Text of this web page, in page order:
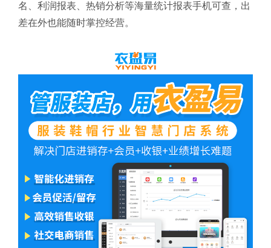
名、利润报表、热销分析等海量统计报表手机可查，出
差在外也能随时掌控经营。